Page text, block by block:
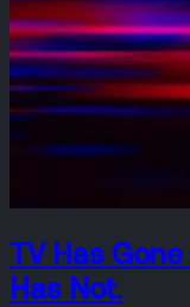
TV Has
Has Not.